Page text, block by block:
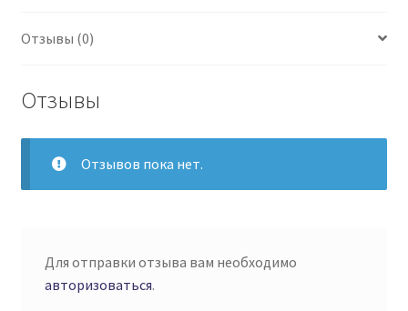
диаметр
Отзывы (0)
Отзывы
Отзывов пока нет.
Для отправки отзыва вам необходимо
авторизоваться.